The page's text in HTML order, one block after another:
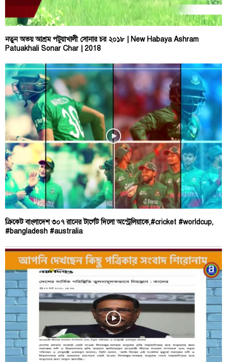
নতুন অভয় আশ্রম পটুয়াখালী সোনার চর ২০১৮ | New Habaya Ashram
Patuakhali Sonar Char | 2018
ক্রিকেট বাংলাদেশ ৩০৭ রানের টার্গেট দিলো অস্ট্রেলিয়াকে,#cricket #worldcup,
#bangladesh #australia